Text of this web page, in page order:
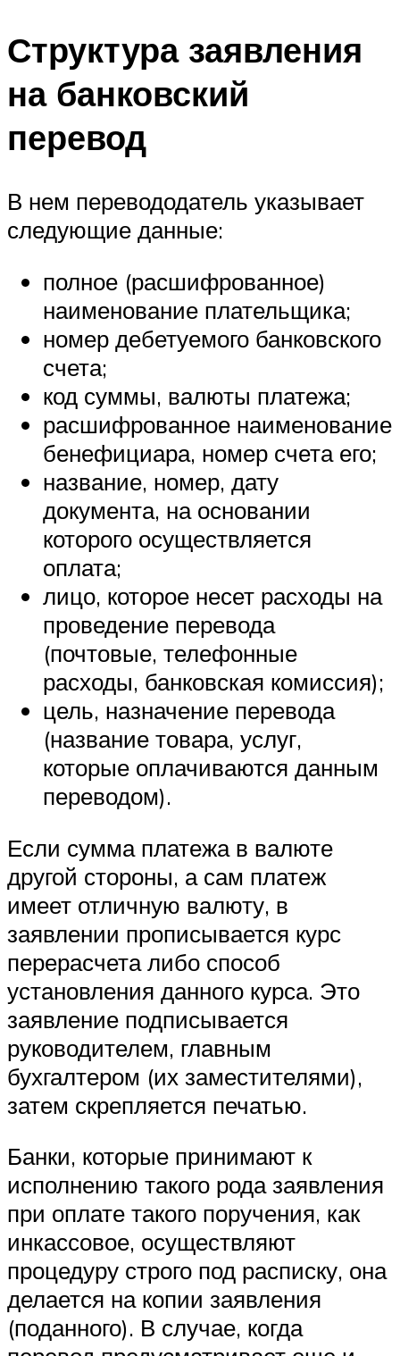
Структура заявления
на банковский
перевод
В нем перевододатель указывает
следующие данные:
полное (расшифрованное)
наименование плательщика;
номер дебетуемого банковского
счета;
код суммы, валюты платежа;
расшифрованное наименование
бенефициара, номер счета его;
название, номер, дату
документа, на основании
которого осуществляется
оплата;
лицо, которое несет расходы на
проведение перевода
(почтовые, телефонные
расходы, банковская комиссия);
цель, назначение перевода
(название товара, услуг,
которые оплачиваются данным
переводом).
Если сумма платежа в валюте
другой стороны, а сам платеж
имеет отличную валюту, в
заявлении прописывается курс
перерасчета либо способ
установления данного курса. Это
заявление подписывается
руководителем, главным
бухгалтером (их заместителями),
затем скрепляется печатью.
Банки, которые принимают к
исполнению такого рода заявления
при оплате такого поручения, как
инкассовое, осуществляют
процедуру строго под расписку, она
делается на копии заявления
(поданного). В случае, когда